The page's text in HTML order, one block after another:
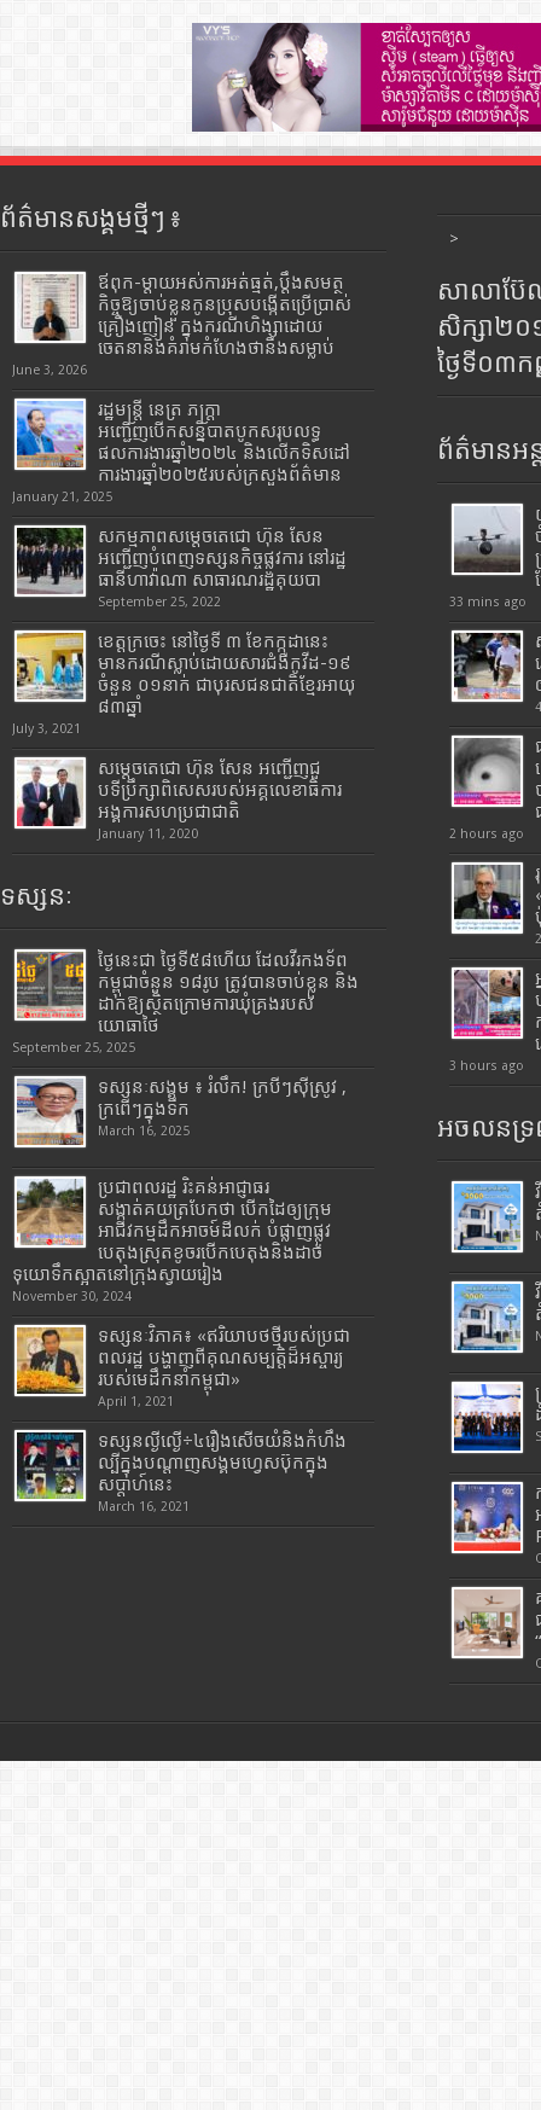
ព័ត៌មានសង្គមថ្មីៗ ៖
ឪពុក-ម្ដាយអស់ការអត់ធ្មត់,ប្ដឹងសមត្ថ
កិច្ចឱ្យចាប់ខ្លួនកូនប្រុសបង្កើតប្រើប្រាស់
គ្រឿងញៀន ក្នុងករណីហិង្សាដោយ
ចេតនានិងគំរាមកំហែងថានឹងសម្លាប់
June 3, 2026
រដ្ឋមន្រ្តី​ នេត្រ​ ភក្ត្រា​
អញ្ជើញបើកសន្និបាតបូកសរុបលទ្ធ
ផលការងារឆ្នាំ២០២៤ និងលើកទិសដៅ
ការងារឆ្នាំ២០២៥របស់​ក្រសួង​ព័ត៌មាន​
January 21, 2025
សកម្មភាពសម្តេចតេជោ ហ៊ុន សែន
អញ្ជើញបំពេញទស្សនកិច្ចផ្លូវការ នៅរដ្ឋ
ធានីហាវ៉ាណា សាធារណរដ្ឋគុយបា
September 25, 2022
ខេត្តក្រចេះ នៅថ្ងៃទី ៣ ខែកក្កដានេះ
មានករណីស្លាប់ដោយសារជំងឺកូវីដ-១៩
ចំនួន ០១នាក់ ជាបុរសជនជាតិខ្មែរអាយុ
៨៣ឆ្នាំ
July 3, 2021
សម្តេចតេជោ ហ៊ុន សែន អញ្ជើញជួ
បទីប្រឹក្សាពិសេសរបស់អគ្គលេខាធិការ
អង្គការសហប្រជាជាតិ
January 11, 2020
ទស្សនៈ
ថ្ងៃនេះជា ថ្ងៃទី៥៨ហើយ ដែលវីរកងទ័ព
កម្ពុជាចំនួន ១៨រូប ត្រូវបានចាប់ខ្លួន និង
ដាក់ឱ្យស្ថិតក្រោមការឃុំគ្រងរបស់
យោធាថៃ
September 25, 2025
ទស្សនៈសង្គម ៖ រំលឹក! ក្របីៗស៊ីស្រូវ ,
ក្រពើៗក្នុងទឹក
March 16, 2025
ប្រជាពលរដ្ឋ រិះគន់អាជ្ញាធរ
សង្កាត់គយត្របែកថា បើកដៃឲ្យក្រុម
អាជីវកម្មដឹកអាចម៍ដីលក់ បំផ្លាញផ្លូវ
បេតុងស្រុតខូចរបើកបេតុងនិងដាច់
ទុយោទឹកស្អាតនៅក្រុងស្វាយរៀង
November 30, 2024
ទស្សនៈវិភាគ៖ «ឥរិយាបថថ្មីរបស់ប្រជា
ពលរដ្ឋ បង្ហាញពីគុណសម្បត្តិដ៏អស្ចារ្យ
របស់មេដឹកនាំកម្ពុជា»
April 1, 2021
ទស្សនល្ងីល្ងើ÷៤រឿងសើចយំនិងកំហឹង
ល្បីក្នុងបណ្តាញសង្គមហ្វេសប៊ុកក្នុង
សប្តាហ៍នេះ
March 16, 2021
>
សាលាប៊ែ
សិក្សា២
ថ្ងៃទី០៣
ព័ត៌មានអន្
33 mins ago
2 hours ago
3 hours ago
អចលនទ្រ